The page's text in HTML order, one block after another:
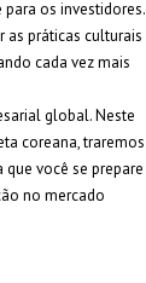
os investidores.
as práticas culturais
cada vez mais
global. Neste
coreana, traremos
que você se prepare
no mercado